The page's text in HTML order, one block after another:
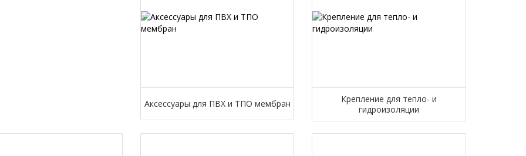
Аксессуары для ПВХ и ТПО мембран
Крепление для тепло- и
гидроизоляции